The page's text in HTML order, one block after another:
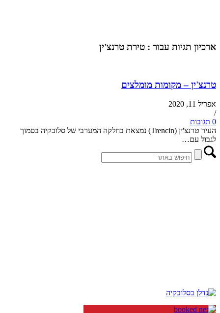
ארכיון תגיות עבור : טירת טרנצ'ין
טרנצ'ין – מקומות מומלצים
אפריל 11, 2020
/
0 תגובות
העיר טרנצ'ין (Trencin) נמצאת בחלקה המערבי של סלובקיה בסמוך
לגבול עם…